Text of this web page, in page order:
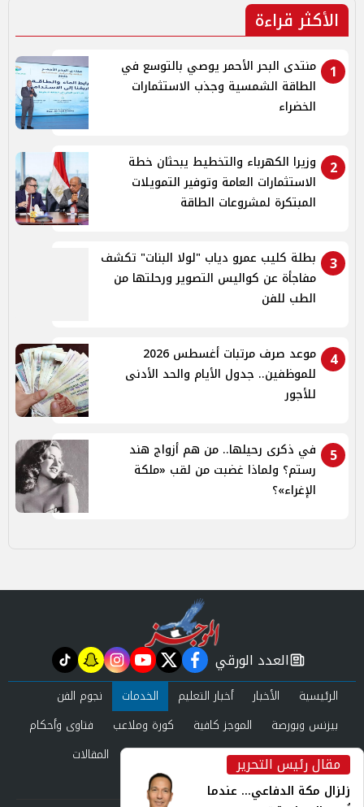
الأكثر قراءة
1
منتدى البحر الأحمر يوصي بالتوسع في
الطاقة الشمسية وجذب الاستثمارات
الخضراء
2
وزيرا الكهرباء والتخطيط يبحثان خطة
الاستثمارات العامة وتوفير التمويلات
المبتكرة لمشروعات الطاقة
3
بطلة كليب عمرو دياب "لولا البنات" تكشف
مفاجأة عن كواليس التصوير ورحلتها من
الطب للفن
4
موعد صرف مرتبات أغسطس 2026
للموظفين.. جدول الأيام والحد الأدنى
للأجور
5
في ذكرى رحيلها.. من هم أزواج هند
رستم؟ ولماذا غضبت من لقب «ملكة
الإغراء»؟
مقال رئيس التحرير
زلزال مكة الدفاعي... عندما
newspaper
العدد الورقي facebook
twitter
youtube
instagram
snapchat
tiktok
الرئيسية الأخبار أخبار التعليم الخدمات
نجوم الفن
بيزنس وبورصة
الموجز كافية كورة وملاعب
فتاوى وأحكام
صحة وجمال
عرب وعالم حوادث ومحاكم
المقالات
العدد الورقي